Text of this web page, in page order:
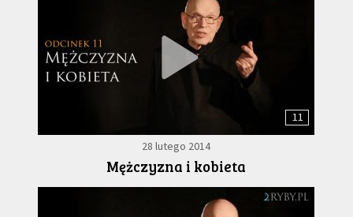
11
28 lutego 2014
Mężczyzna i kobieta